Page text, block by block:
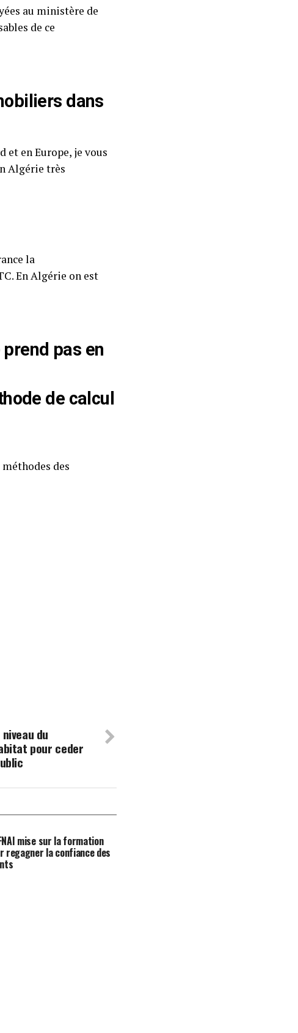
au ministère de
de ce
dans
et en Europe, je vous
Algérie très
la
En Algérie on est
pas en
de calcul
des
du
pour ceder
mise sur la formation
regagner la confiance des